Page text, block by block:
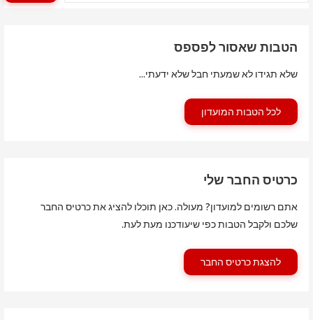
הטבות שאסור לפספס
שלא תגידו לא שמעתי חבל שלא ידעתי...
לכל הטבות המועדון
כרטיס החבר שלי
אתם רשומים למועדון? מעולה. כאן תוכלו להציג את כרטיס החבר
שלכם ולקבל הטבות כפי שיעודכנו מעת לעת.
להצגת כרטיס החבר